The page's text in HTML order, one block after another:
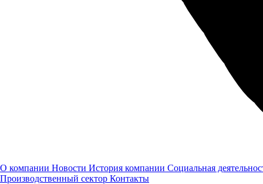
О компании Новости История компании Социальная
Производственный сектор Контакты